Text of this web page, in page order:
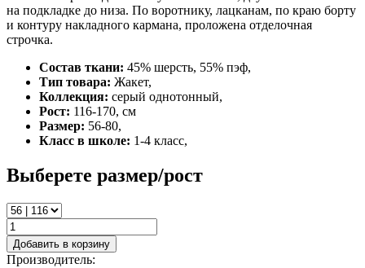
на подкладке до низа. По воротнику, лацканам, по краю борту
и контуру накладного кармана, проложена отделочная
строчка.
Состав ткани: 45% шерсть, 55% пэф,
Тип товара: Жакет,
Коллекция: серый однотонный,
Рост: 116-170, см
Размер: 56-80,
Класс в школе: 1-4 класс,
Выберете размер/рост
Добавить в корзину
Производитель: